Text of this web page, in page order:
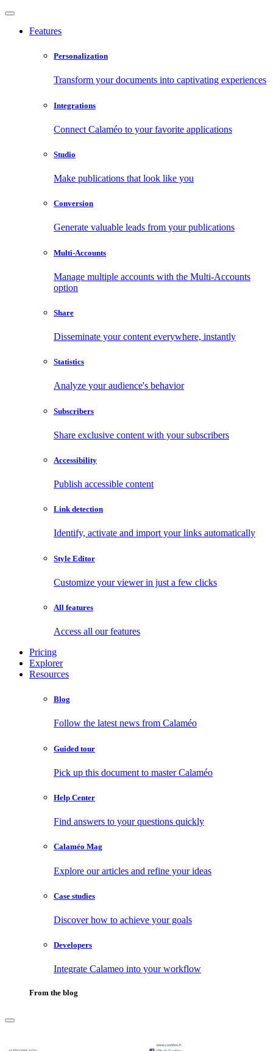
Features
Personalization
Transform your documents into captivating experiences
Integrations
Connect Calaméo to your favorite applications
Studio
Make publications that look like you
Conversion
Generate valuable leads from your publications
Multi-Accounts
Manage multiple accounts with the Multi-Accounts
option
Share
Disseminate your content everywhere, instantly
Statistics
Analyze your audience's behavior
Subscribers
Share exclusive content with your subscribers
Accessibility
Publish accessible content
Link detection
Identify, activate and import your links automatically
Style Editor
Customize your viewer in just a few clicks
All features
Access all our features
Pricing
Explorer
Resources
Blog
Follow the latest news from Calaméo
Guided tour
Pick up this document to master Calaméo
Help Center
Find answers to your questions quickly
Calaméo Mag
Explore our articles and refine your ideas
Case studies
Discover how to achieve your goals
Developers
Integrate Calameo into your workflow
From the blog